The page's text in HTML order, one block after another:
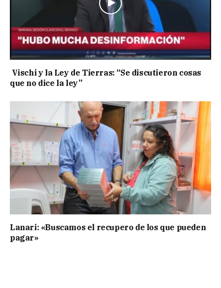
Vischi y la Ley de Tierras: “Se discutieron cosas
que no dice la ley”
Lanari: «Buscamos el recupero de los que pueden
pagar»